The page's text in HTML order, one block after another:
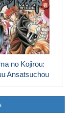
no Kojirou:
Ansatsuchou